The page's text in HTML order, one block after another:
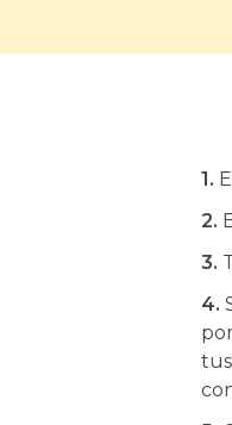
1.
2.
3.
4.